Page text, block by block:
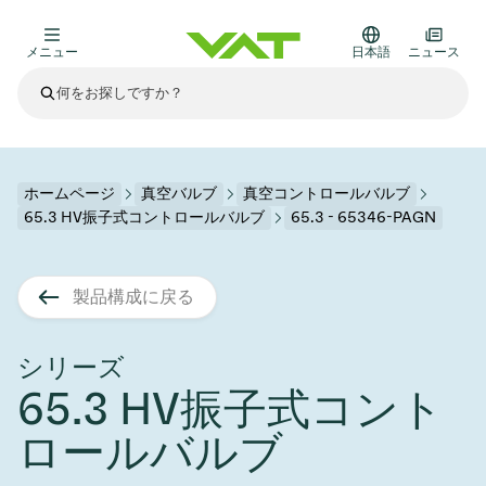
ニュース
9月 17, 2026 イベント情報
日本語
メニュー
真空アイソレーションバルブ
真空ゲートバルブ
その他製品
フランジコネクタとガスケット
モーションコンポーネント
VATエッジ溶接メタルベローズ
真空モジュール
基板搬送
サブファブシステム
ディスプレイ製造
スパッタリング
薄膜封止(CVD)
科学機器と医学
医療・医薬品分野
科学機器
真空輸送
バッテリー製造
サブファブシステム
高エネルギー物理学
製品サービス
スペアパーツ
標準修理サービス
企業責任
Presentations
Shares and debt
ホームページ 真空バルブ
真空コントロールバルブ
65.3 HV振子式コントロールバルブ
65.3 - 65346-PAGN
製品構成に戻る
シリーズ
65.3 HV振子式コント
ロールバルブ